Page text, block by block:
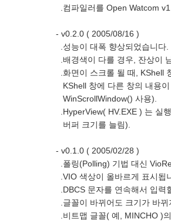
.컴파일러를 Open Watcom
- v0.2.0 ( 2005/08/16 )
.성능이 대폭 향상되었습니다.
.배경색이 다를 경우, 잔상이
.화면이 스크롤 될 때, KShell
KShell 창에 다른 창의 내용이
WinScrollWindow() 사용).
.HyperView( HV.EXE ) 는 실
버퍼 크기를 늘림).
- v0.1.0 ( 2005/02/28 )
.폴링(Polling) 기법 대신
.VIO 색상이 올바르게 표시됩
.DBCS 문자를 연속해서 입력
.글꼴이 바뀌어도 크기가 바뀌
.비트맵 글꼴( 예, MINCHO )